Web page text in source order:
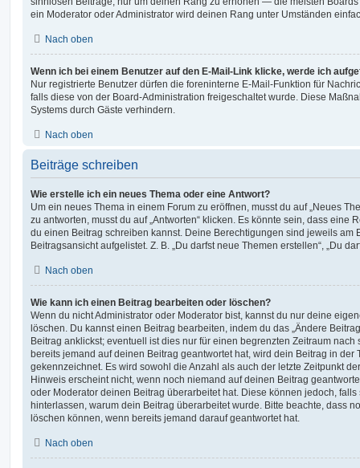
ein Moderator oder Administrator wird deinen Rang unter Umständen
Nach oben
Wenn ich bei einem Benutzer auf den E-Mail-Link klicke, werde ich
Nur registrierte Benutzer dürfen die foreninterne E-Mail-Funktion für
falls diese von der Board-Administration freigeschaltet wurde. Diese
Systems durch Gäste verhindern.
Nach oben
Beiträge schreiben
Wie erstelle ich ein neues Thema oder eine Antwort?
Um ein neues Thema in einem Forum zu eröffnen, musst du auf „Neues
zu antworten, musst du auf „Antworten“ klicken. Es könnte sein, dass eine
du einen Beitrag schreiben kannst. Deine Berechtigungen sind jeweils am
Beitragsansicht aufgelistet. Z. B. „Du darfst neue Themen erstellen“, „Du
Nach oben
Wie kann ich einen Beitrag bearbeiten oder löschen?
Wenn du nicht Administrator oder Moderator bist, kannst du nur deine
löschen. Du kannst einen Beitrag bearbeiten, indem du das „Ändere
Beitrag anklickst; eventuell ist dies nur für einen begrenzten Zeitraum
bereits jemand auf deinen Beitrag geantwortet hat, wird dein Beitrag in der
gekennzeichnet. Es wird sowohl die Anzahl als auch der letzte Zeitpunkt
Hinweis erscheint nicht, wenn noch niemand auf deinen Beitrag
oder Moderator deinen Beitrag überarbeitet hat. Diese können jedoch,
hinterlassen, warum dein Beitrag überarbeitet wurde. Bitte beachte, dass
löschen können, wenn bereits jemand darauf geantwortet hat.
Nach oben